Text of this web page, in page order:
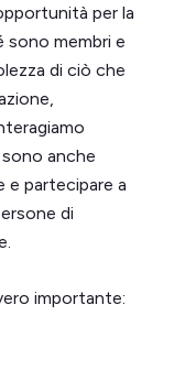
per la
membri e
di ciò che
anche
partecipare a
di
importante: